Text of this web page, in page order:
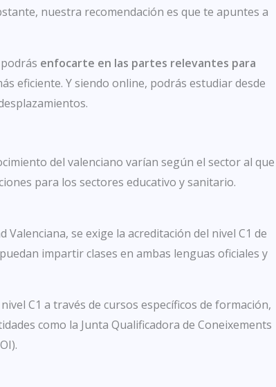
nuestra recomendación es que te apuntes a
enfocarte en las partes relevantes para
eficiente. Y siendo online, podrás estudiar desde
del valenciano varían según el sector al que
para los sectores educativo y sanitario.
se exige la acreditación del nivel C1 de
impartir clases en ambas lenguas oficiales y
C1 a través de cursos específicos de formación,
como la Junta Qualificadora de Coneixements